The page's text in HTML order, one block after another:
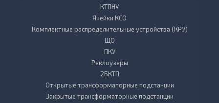
КТПНУ
Ячейки КСО
Комплектные распределительные устройства (КРУ)
ЩО
ПКУ
Реклоузеры
2БКТП
Открытые трансформаторные подстанции
Закрытые трансформаторные подстанции